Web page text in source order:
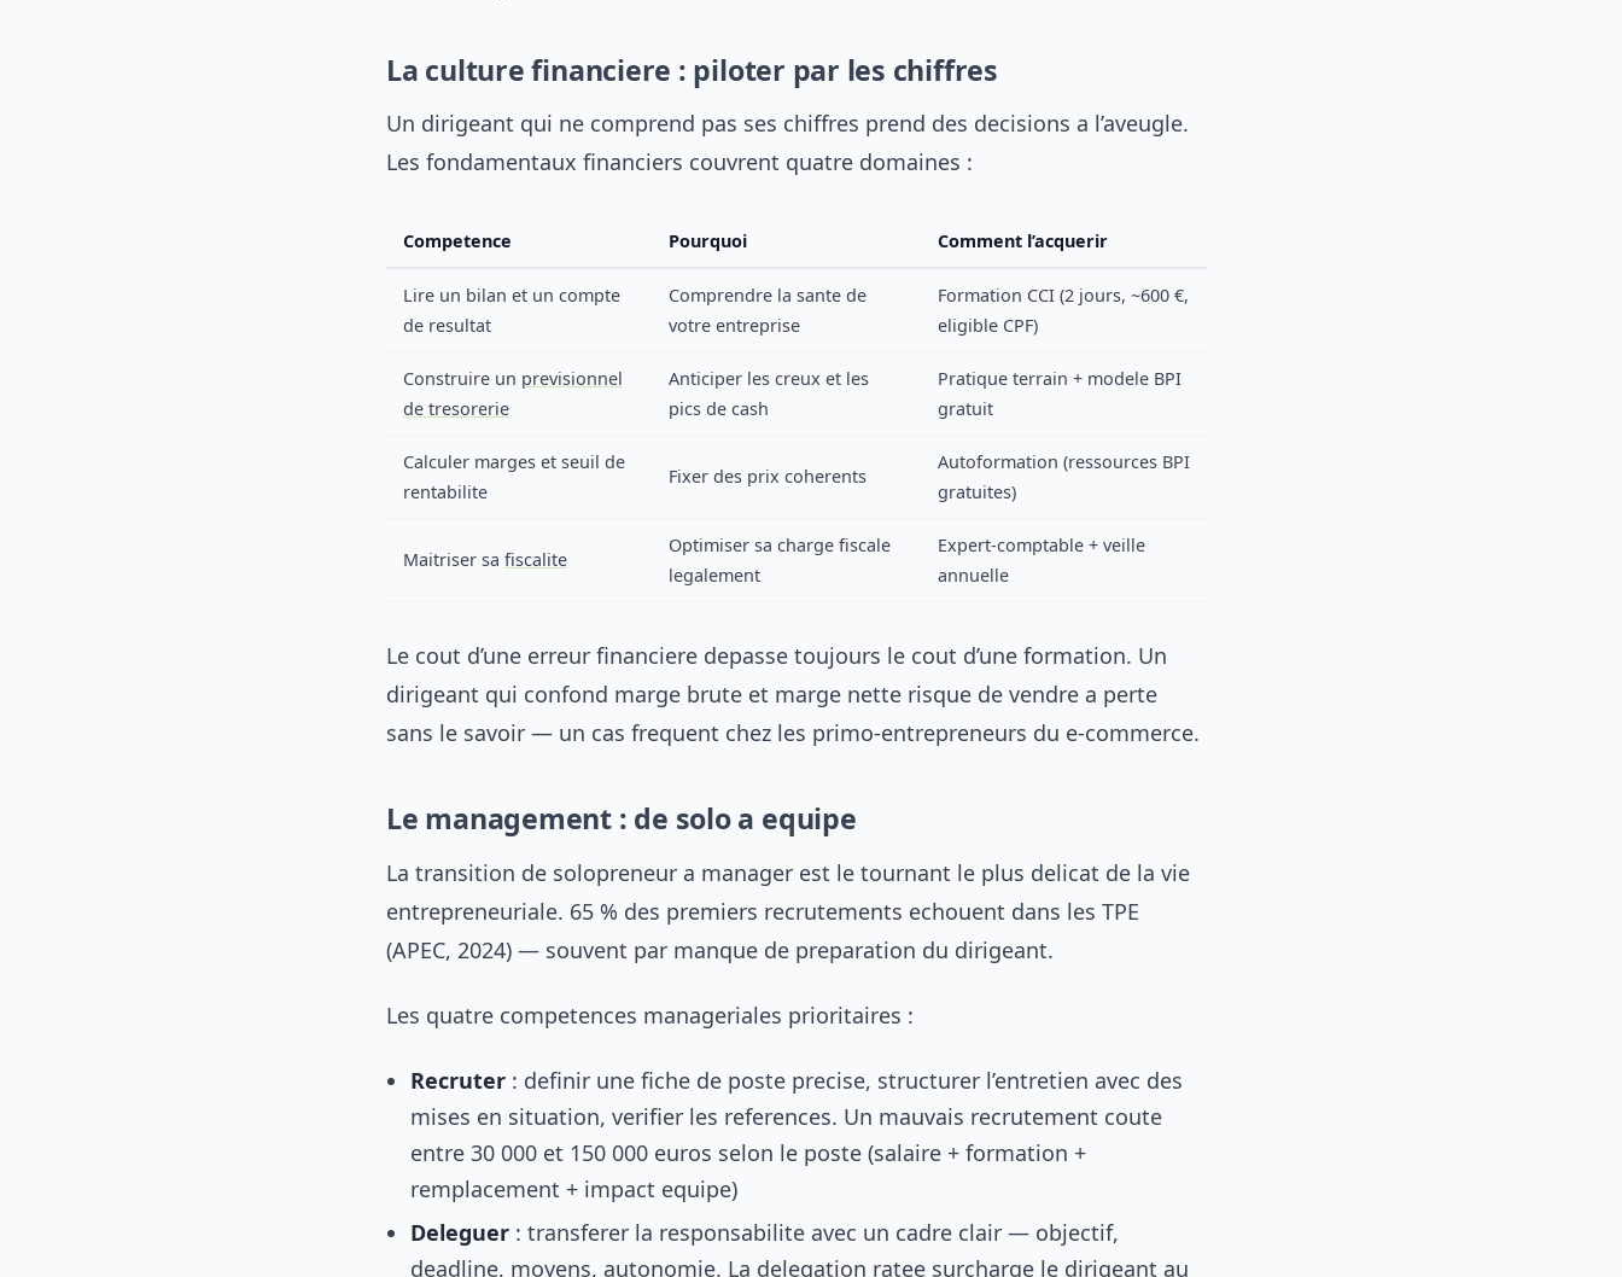
La culture financiere : piloter par les chiffres
Un dirigeant qui ne comprend pas ses chiffres prend des decisions a l’aveugle.
Les fondamentaux financiers couvrent quatre domaines :
Competence Pourquoi Comment l’acquerir
Lire un bilan et un compte
de resultat
Comprendre la sante de
votre entreprise
Formation CCI (2 jours, ~600 €,
eligible CPF)
Construire un previsionnel
de tresorerie
Anticiper les creux et les
pics de cash
Pratique terrain + modele BPI
gratuit
Calculer marges et seuil de
rentabilite
Fixer des prix coherents
Autoformation (ressources BPI
gratuites)
Maitriser sa fiscalite
Optimiser sa charge fiscale
legalement
Expert-comptable + veille
annuelle
Le cout d’une erreur financiere depasse toujours le cout d’une formation. Un
dirigeant qui confond marge brute et marge nette risque de vendre a perte
sans le savoir — un cas frequent chez les primo-entrepreneurs du e-commerce.
Le management : de solo a equipe
La transition de solopreneur a manager est le tournant le plus delicat de la vie
entrepreneuriale. 65 % des premiers recrutements echouent dans les TPE
(APEC, 2024) — souvent par manque de preparation du dirigeant.
Les quatre competences manageriales prioritaires :
Recruter : definir une fiche de poste precise, structurer l’entretien avec des
mises en situation, verifier les references. Un mauvais recrutement coute
entre 30 000 et 150 000 euros selon le poste (salaire + formation +
remplacement + impact equipe)
Deleguer : transferer la responsabilite avec un cadre clair — objectif,
deadline, moyens, autonomie. La delegation ratee surcharge le dirigeant au